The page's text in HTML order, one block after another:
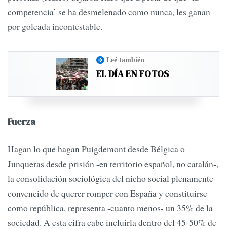
competencia’ se ha desmelenado como nunca, les ganan
por goleada incontestable.
Leé también
EL DÍA EN FOTOS
Fuerza
Hagan lo que hagan Puigdemont desde Bélgica o
Junqueras desde prisión -en territorio español, no catalán-,
la consolidación sociológica del nicho social plenamente
convencido de querer romper con España y constituirse
como república, representa -cuanto menos- un 35% de la
sociedad. A esta cifra cabe incluirla dentro del 45-50% de